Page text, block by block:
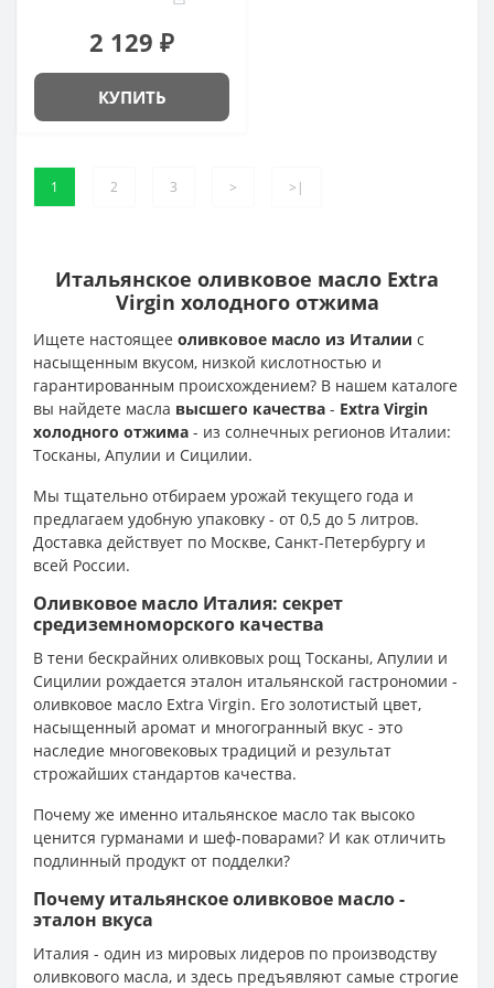
2 129 ₽
КУПИТЬ
1 2 3 > >|
Итальянское оливковое масло Extra
Virgin холодного отжима
Ищете настоящее оливковое масло из Италии с
насыщенным вкусом, низкой кислотностью и
гарантированным происхождением? В нашем каталоге
вы найдете масла высшего качества - Extra Virgin
холодного отжима - из солнечных регионов Италии:
Тосканы, Апулии и Сицилии.
Мы тщательно отбираем урожай текущего года и
предлагаем удобную упаковку - от 0,5 до 5 литров.
Доставка действует по Москве, Санкт-Петербургу и
всей России.
Оливковое масло Италия: секрет
средиземноморского качества
В тени бескрайних оливковых рощ Тосканы, Апулии и
Сицилии рождается эталон итальянской гастрономии -
оливковое масло Extra Virgin. Его золотистый цвет,
насыщенный аромат и многогранный вкус - это
наследие многовековых традиций и результат
строжайших стандартов качества.
Почему же именно итальянское масло так высоко
ценится гурманами и шеф-поварами? И как отличить
подлинный продукт от подделки?
Почему итальянское оливковое масло -
эталон вкуса
Италия - один из мировых лидеров по производству
оливкового масла, и здесь предъявляют самые строгие